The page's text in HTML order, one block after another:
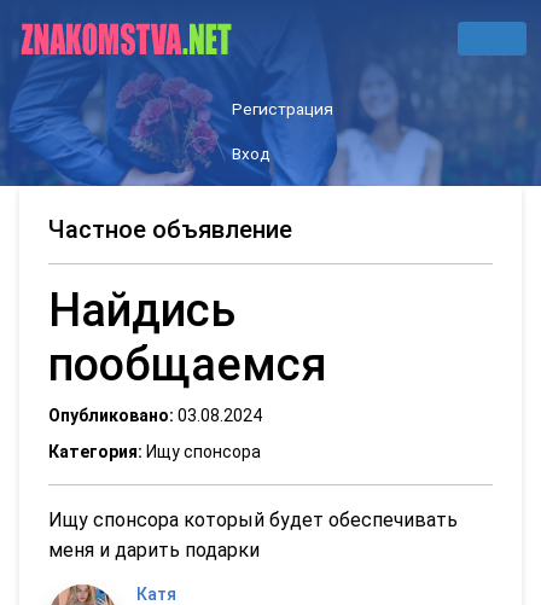
Регистрация
Вход
Частное объявление
Найдись
пообщаемся
Опубликовано: 03.08.2024
Категория: Ищу спонсора
Ищу спонсора который будет обеспечивать
меня и дарить подарки
Катя